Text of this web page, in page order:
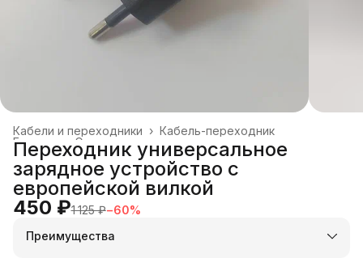
Кабель-переходник
Кабели и переходники ›
Электроника
Главная
Переходник универсальное
зарядное устройство с
европейской вилкой
450 ₽1 125 ₽−60%
Преимущества
Оплата частями в Сплит